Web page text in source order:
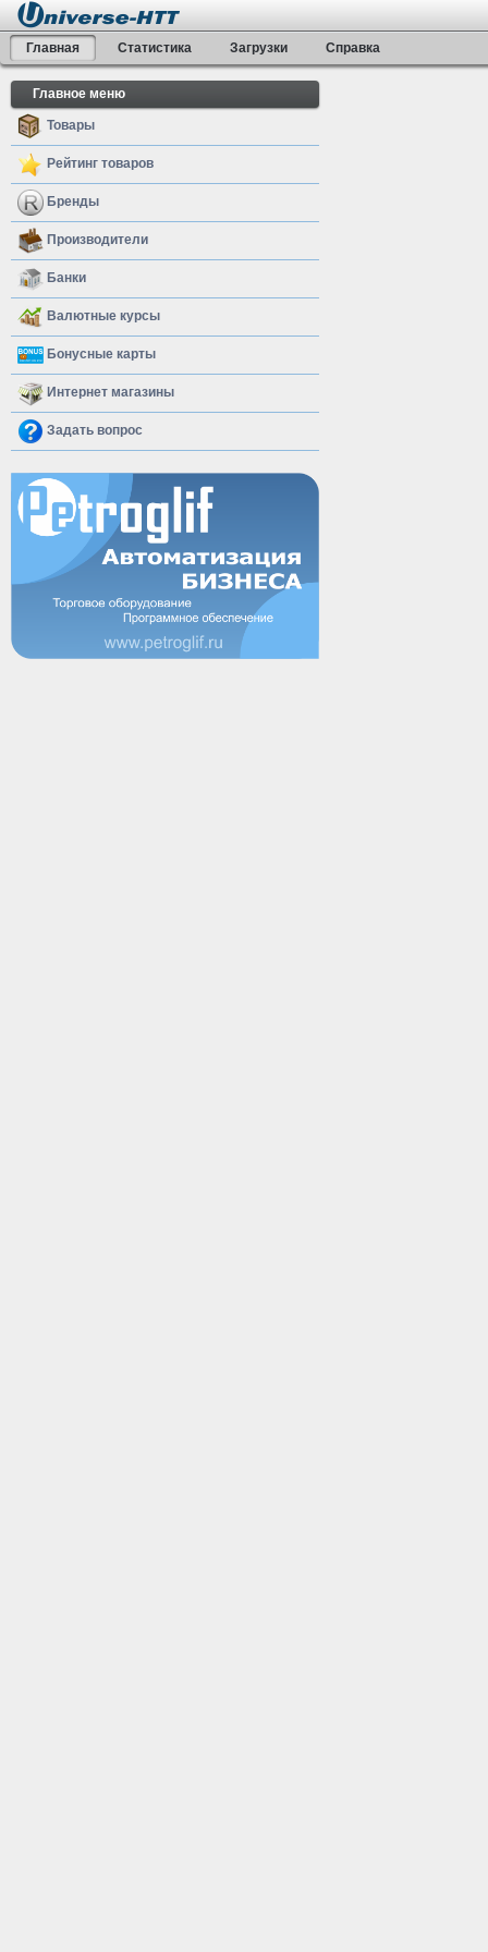
Главная Статистика Загрузки Справка
Главное меню
Товары
Рейтинг товаров
Бренды
Производители
Банки
Валютные курсы
Бонусные карты
Интернет магазины
Задать вопрос